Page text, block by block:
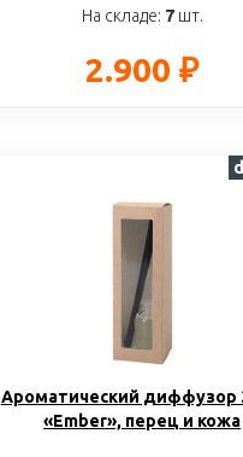
На складе: 7шт.
2.900 ₽
Ароматический диффузор
«Ember», перец и кожа